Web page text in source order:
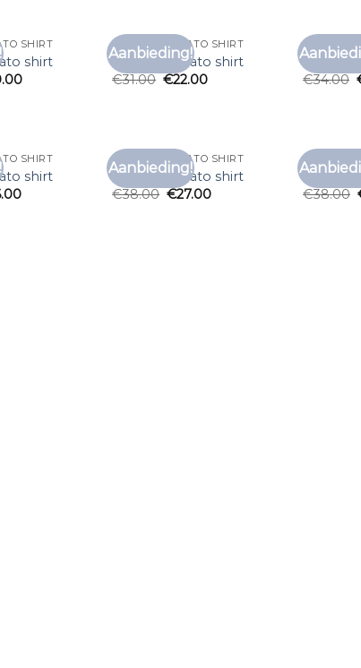
Toevoegen
aan
SHIRT
shirt
Aanbieding!
Toevoegen
aan
ANTONY MORATO SHIRT
antony morato shirt
€31.00 €22.00
ANTONY
antony
€34.00
Toevoegen
aan
SHIRT
shirt
Aanbieding!
Toevoegen
aan
ANTONY MORATO SHIRT
antony morato shirt
€38.00 €27.00
ANTONY
antony
€38.00